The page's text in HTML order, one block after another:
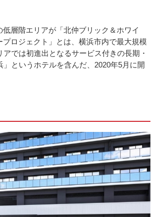
層階エリアが「北仲ブリック＆ホワイ
ロジェクト」とは、横浜市内で最大規模
では初進出となるサービス付きの長期・
というホテルを含んだ、2020年5月に開